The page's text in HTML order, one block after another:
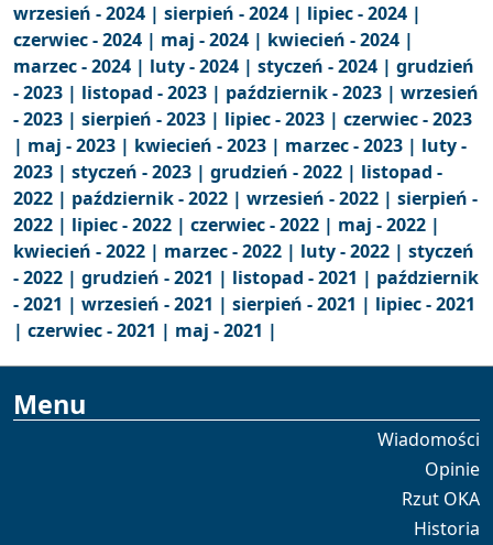
wrzesień - 2024 | sierpień - 2024 | lipiec - 2024 |
czerwiec - 2024 | maj - 2024 | kwiecień - 2024 |
marzec - 2024 | luty - 2024 | styczeń - 2024 | grudzień
- 2023 | listopad - 2023 | październik - 2023 | wrzesień
- 2023 | sierpień - 2023 | lipiec - 2023 | czerwiec - 2023
| maj - 2023 | kwiecień - 2023 | marzec - 2023 | luty -
2023 | styczeń - 2023 | grudzień - 2022 | listopad -
2022 | październik - 2022 | wrzesień - 2022 | sierpień -
2022 | lipiec - 2022 | czerwiec - 2022 | maj - 2022 |
kwiecień - 2022 | marzec - 2022 | luty - 2022 | styczeń
- 2022 | grudzień - 2021 | listopad - 2021 | październik
- 2021 | wrzesień - 2021 | sierpień - 2021 | lipiec - 2021
| czerwiec - 2021 | maj - 2021 |
Menu
Wiadomości
Opinie
Rzut OKA
Historia